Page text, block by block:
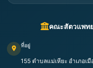
คณะสัตวแพท
ที่อยู่
155 ตำบลแม่เหียะ อำเภอเ